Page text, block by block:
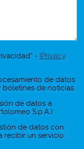
- (Privacy
de datos
boletines de noticias
de datos a
S.p.A.)
de datos con
recibir un servicio